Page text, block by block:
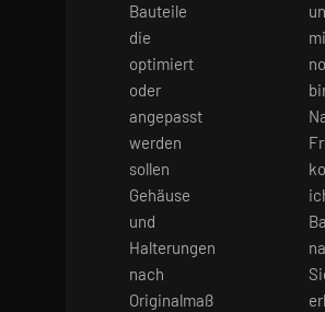
Bauteile
die
optimiert
oder
angepasst
werden
sollen
Gehäuse
und
Halterungen
nach
Originalmaß